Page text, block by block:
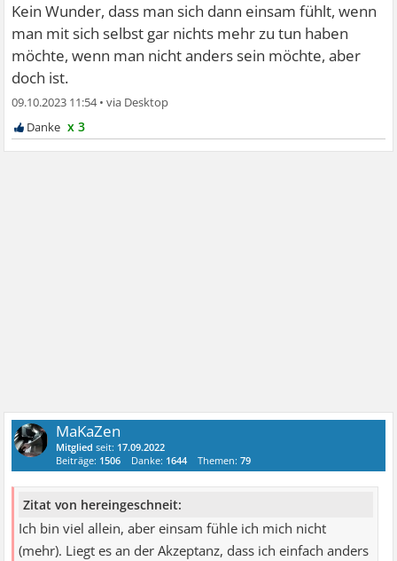
Kein Wunder, dass man sich dann einsam fühlt, wenn
man mit sich selbst gar nichts mehr zu tun haben
möchte, wenn man nicht anders sein möchte, aber
doch ist.
09.10.2023 11:54•
x 3
MaKaZen
Mitglied seit: 17.09.2022
Beiträge: 1506 Danke: 1644 Themen:79
Zitat von hereingeschneit:
Ich bin viel allein, aber einsam fühle ich mich nicht
(mehr). Liegt es an der Akzeptanz, dass ich einfach anders